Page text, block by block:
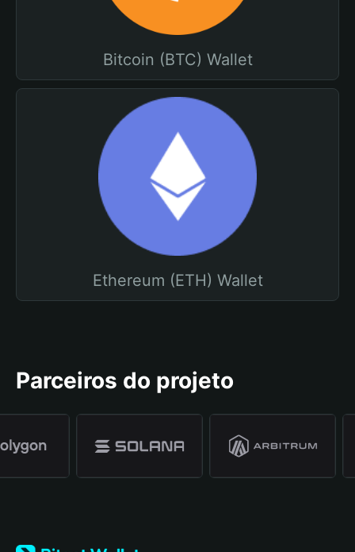
Bitcoin (BTC) Wallet
Ethereum (ETH) Wallet
Parceiros do projeto